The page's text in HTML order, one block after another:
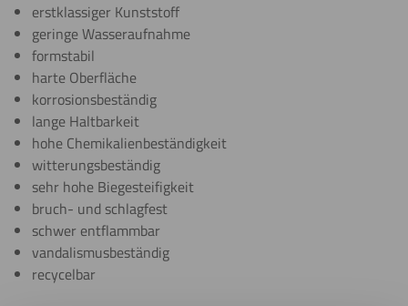
erstklassiger Kunststoff
geringe Wasseraufnahme
formstabil
harte Oberfläche
korrosionsbeständig
lange Haltbarkeit
hohe Chemikalienbeständigkeit
witterungsbeständig
sehr hohe Biegesteifigkeit
bruch- und schlagfest
schwer entflammbar
vandalismusbeständig
recycelbar